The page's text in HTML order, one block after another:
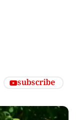
subscribe